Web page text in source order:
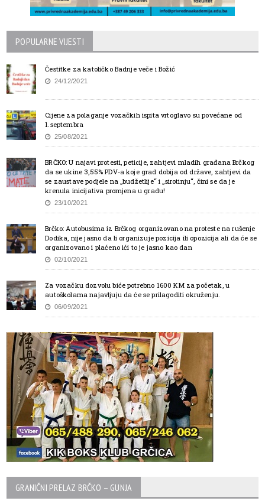
POPULARNE VIJESTI
Čestitke za katoličko Badnje veče i Božić
24/12/2021
Cijene za polaganje vozačkih ispita vrtoglavo su povećane od
1.septembra
25/08/2021
BRČKO: U najavi protesti, peticije, zahtjevi mladih građana Brčkog
da se ukine 3,55% PDV-a koje grad dobija od države, zahtjevi da
se zaustave podjele na „budžetlije“ i „sirotinju“, čini se da je
krenula inicijativa promjena u gradu!
23/10/2021
Brčko: Autobusima iz Brčkog organizovano na proteste na rušenje
Dodika, nije jasno da li organizuje pozicija ili opozicija ali da će se
organizovano i plaćeno ići to je jasno kao dan
02/10/2021
Za vozačku dozvolu biće potrebno 1600 KM za početak, u
autoškolama najavljuju da će se prilagoditi okruženju.
06/09/2021
GRANIČNI PRELAZ BRČKO – GUNJA